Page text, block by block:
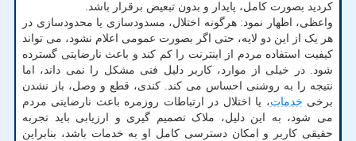
کردید بصورت کامل، پایدار و بدون تبعیض برقرار باشد.
واعظی، اظهار نمود: هرگونه اختلال، مسدودسازی یا محدودسازی در
هر یک از این دو لایه، حتی اگر بصورت عمومی اعلام نشود، می تواند
کیفیت استفاده مردم از اینترنت را کم کند و باعث نارضایتی گسترده
شود. در خیلی از موارد، کاربر دلیل فنی مشکل را نمی داند، اما
نتیجه را به روشنی احساس می کند. کندی، قطع و وصل، باز نشدن
برخی خدمات، یا اختلال در ارتباطات روزمره باعث نارضایتی مردم
می شود، به این دلیل، ملاک تصمیم گیری و ارزیابی باید تجربه
حقیقی کاربر و امکان دسترسی کامل او به خدمات باشد، بنابراین